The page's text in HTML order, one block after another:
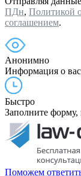
ПДн, Политикой
соглашением.
Анонимно
Информация о вас
Быстро
Заполните форму,
Поможем